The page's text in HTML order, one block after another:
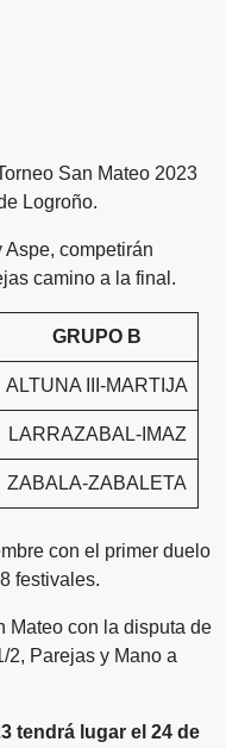
San Mateo 2023
Logroño.
competirán
camino a la final.
GRUPO B
ALTUNA III-MARTIJA
LARRAZABAL-IMAZ
ZABALA-ZABALETA
con el primer duelo
festivales.
Mateo con la disputa de
2, Parejas y Mano a
tendrá lugar el 24 de